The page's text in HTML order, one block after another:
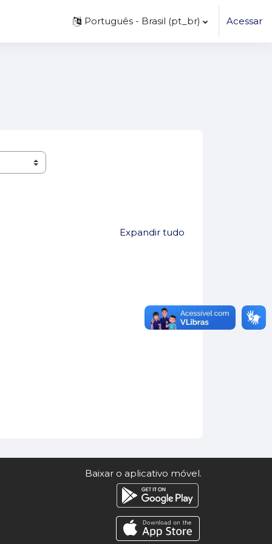
Português - Brasil ‎(pt_br)‎ Acessar
Expandir tudo
Baixar o aplicativo móvel.